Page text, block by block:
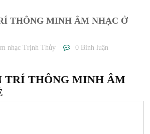
THÔNG MINH ÂM NHẠC Ở
nhạc Trịnh Thủy 0 Bình luận
TRÍ THÔNG MINH ÂM